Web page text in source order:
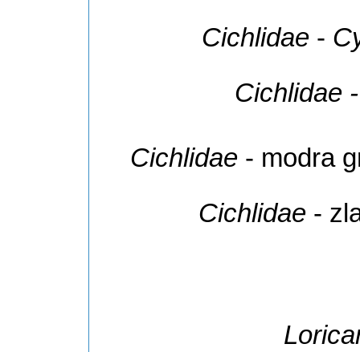
Cichlidae -
Cichlidae
Cichlidae - modra
Cichlidae -